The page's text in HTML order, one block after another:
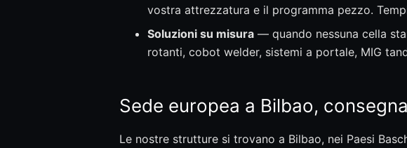
vostra attrezzatura e il programma pezzo.
Soluzioni su misura — quando nessuna cella
rotanti, cobot welder, sistemi a portale, MIG
Sede europea a Bilbao,
Le nostre strutture si trovano a Bilbao, nei Paesi